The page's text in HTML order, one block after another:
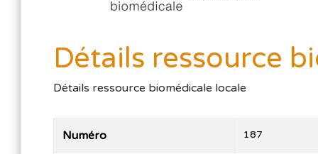
Détails ressource
Détails ressource biomédicale locale
Numéro 187